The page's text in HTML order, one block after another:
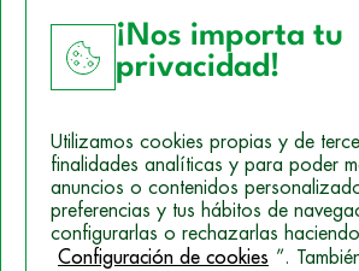
Política de Cookies
Mapa del sitio
Politica de Privacidad
¡Nos importa tu
privacidad!
Utilizamos cookies propias y de
finalidades analíticas y para poder
anuncios o contenidos
preferencias y tus hábitos de
configurarlas o rechazarlas
Configuración de cookies ”.